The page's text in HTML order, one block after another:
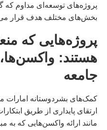
پروژه‌های توسعه‌ای مداوم که
بخش‌های مختلف هدف قرار
پروژه‌هایی که
هستند:
جامعه
کمک‌های بشردوستانه امارات
ارتقای پایداری از طریق
مانند ارائه واکسن‌هایی که به